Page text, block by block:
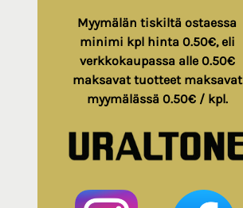
Myymälän tiskiltä ostaessa
minimi kpl hinta 0.50€, eli
verkkokaupassa alle 0.50€
maksavat tuotteet maksavat
myymälässä 0.50€ / kpl.